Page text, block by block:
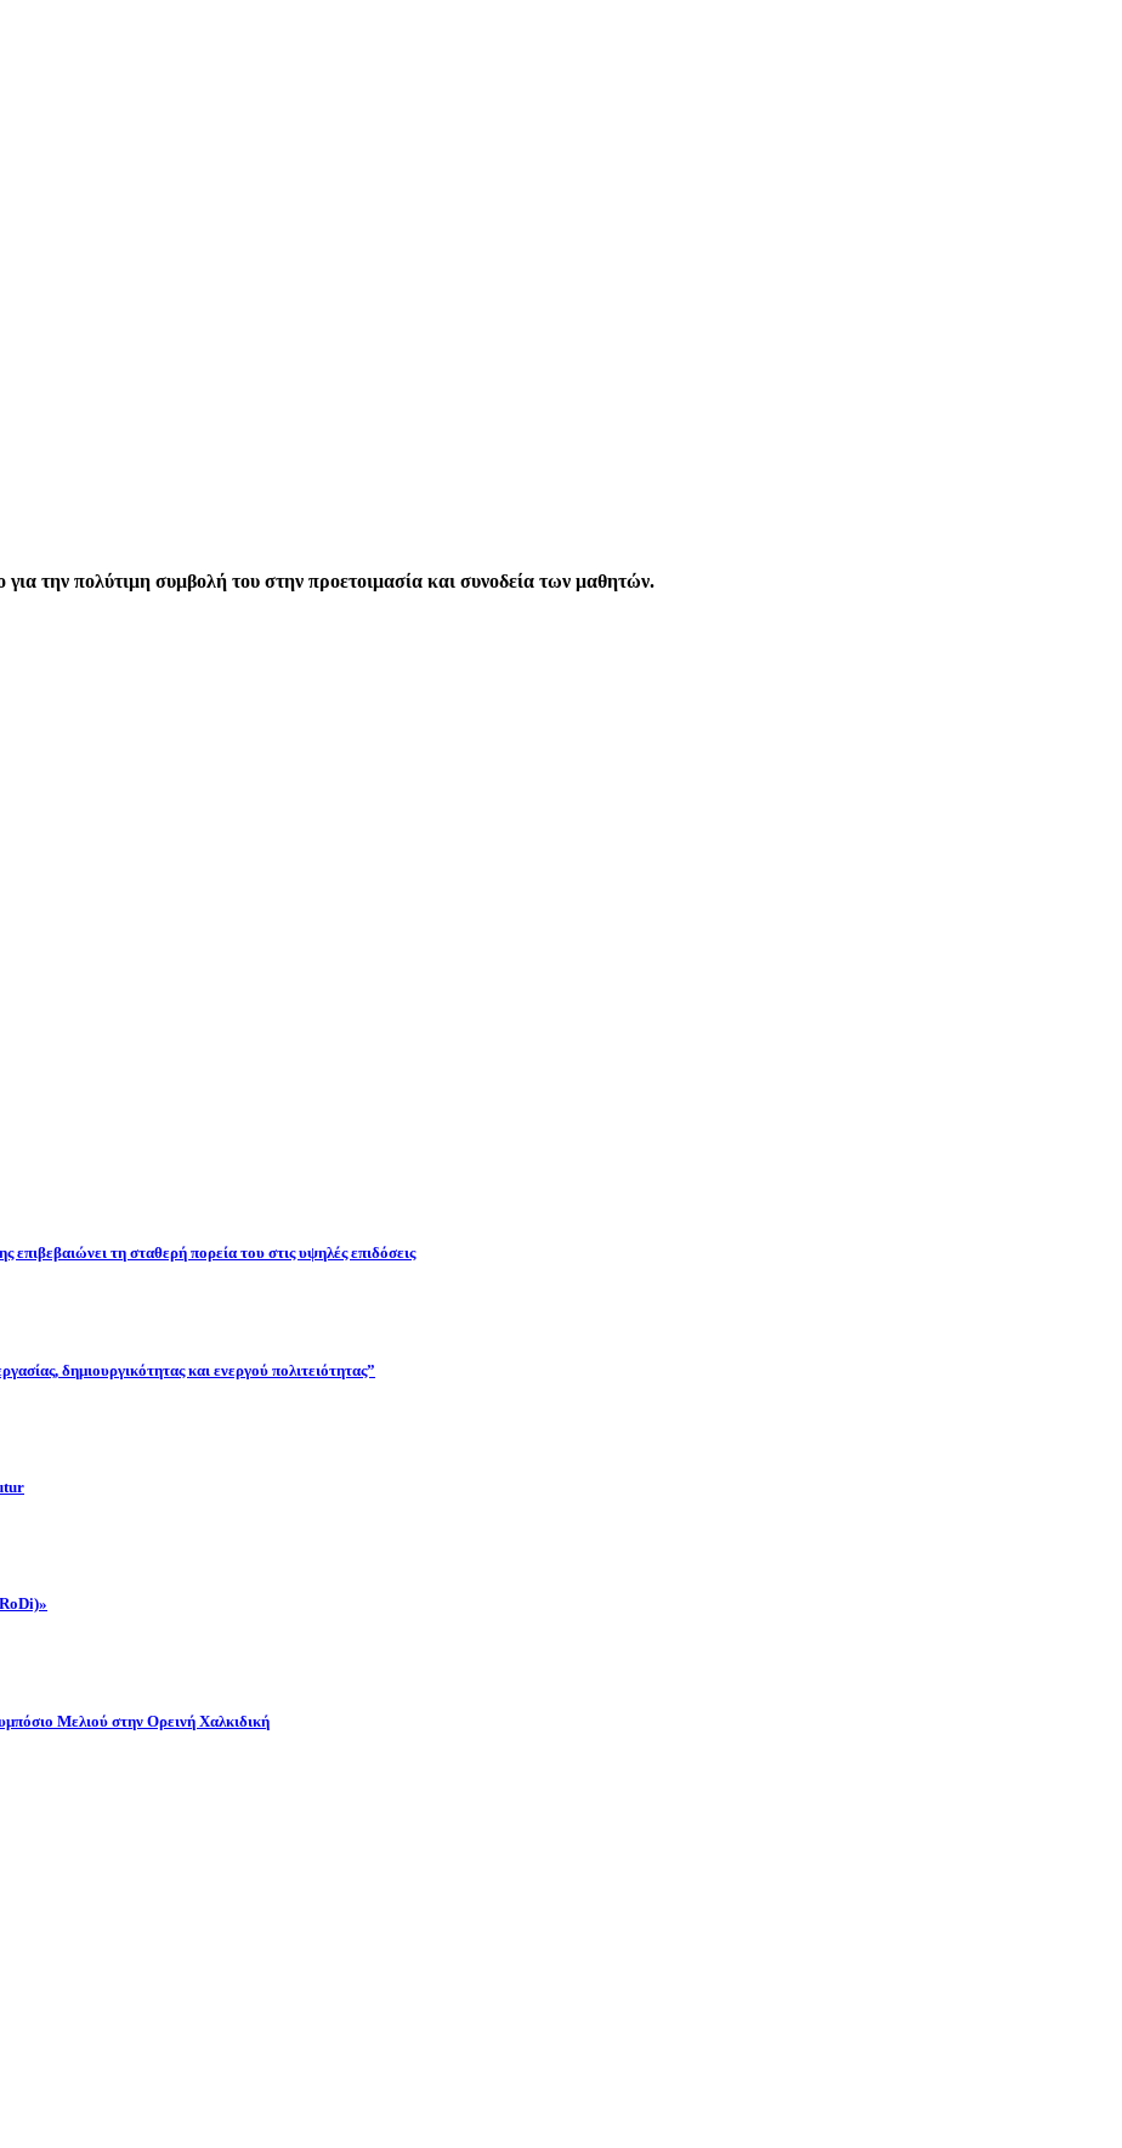
την πολύτιμη συμβολή του στην προετοιμασία και συνοδεία των μαθητών.
τη σταθερή πορεία του στις υψηλές επιδόσεις
δημιουργικότητας και ενεργού πολιτειότητας”
Μελιού στην Ορεινή Χαλκιδική